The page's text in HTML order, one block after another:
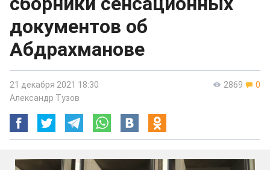
документов об
Абдрахманове
2869 0
21 декабря 2021 18:30
Александр Тузов